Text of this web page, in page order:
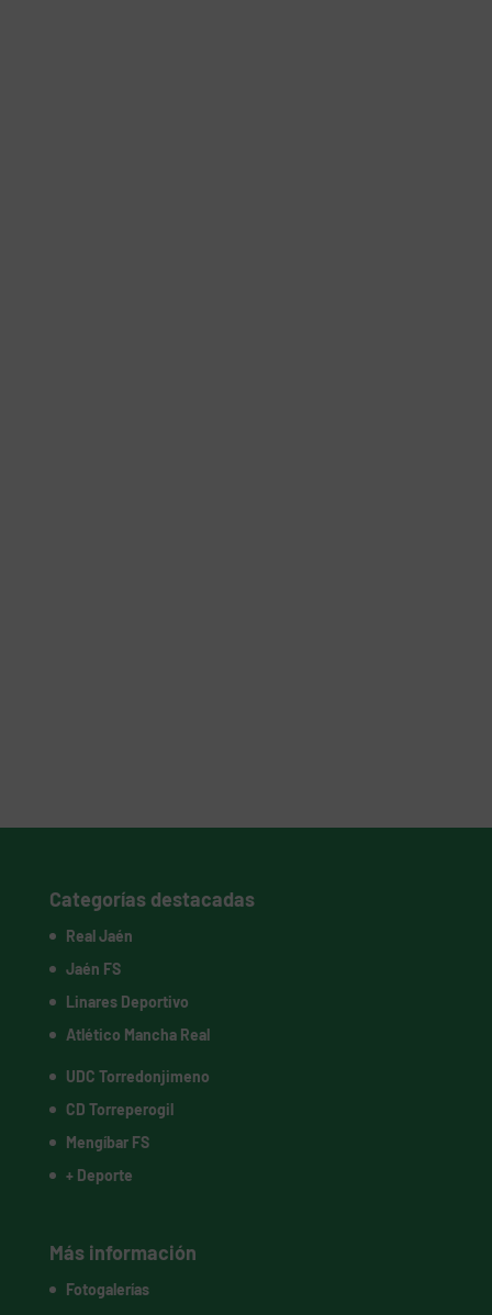
Categorías destacadas
Real Jaén
Jaén FS
Linares Deportivo
Atlético Mancha Real
UDC Torredonjimeno
CD Torreperogil
Mengíbar FS
+ Deporte
Más información
Fotogalerías